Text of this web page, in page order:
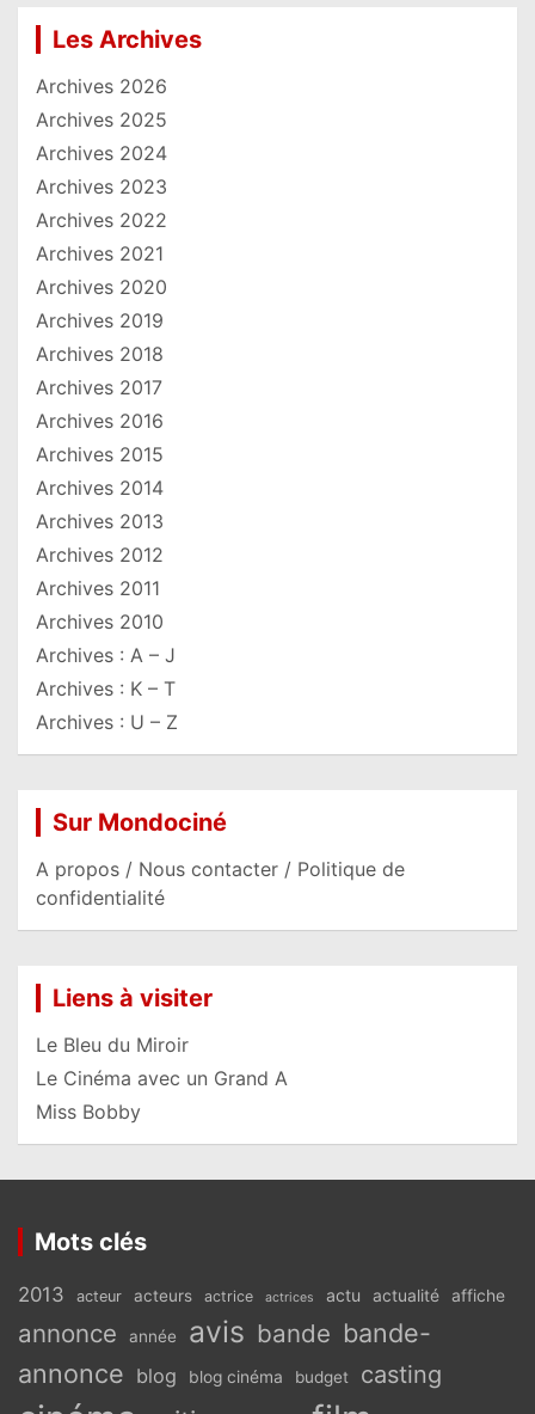
Les Archives
Archives 2026
Archives 2025
Archives 2024
Archives 2023
Archives 2022
Archives 2021
Archives 2020
Archives 2019
Archives 2018
Archives 2017
Archives 2016
Archives 2015
Archives 2014
Archives 2013
Archives 2012
Archives 2011
Archives 2010
Archives : A – J
Archives : K – T
Archives : U – Z
Sur Mondociné
A propos / Nous contacter / Politique de
confidentialité
Liens à visiter
Le Bleu du Miroir
Le Cinéma avec un Grand A
Miss Bobby
Mots clés
2013 acteur acteurs actrice actrices actu actualité affiche
annonce année avis bande bande-
annonce blog blog cinéma budget casting